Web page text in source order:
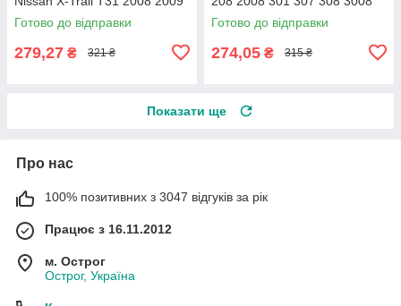
2010 2011 2012 2013 Xtrail
Готово до відправки
279,27 ₴ 321 ₴
406 407 408 4008 508 5008
Готово до відправки
274,05 ₴ 315 ₴
Показати ще
Про нас
100% позитивних з 3047 відгуків за рік
Працює з 16.11.2012
м. Острог
Острог, Україна